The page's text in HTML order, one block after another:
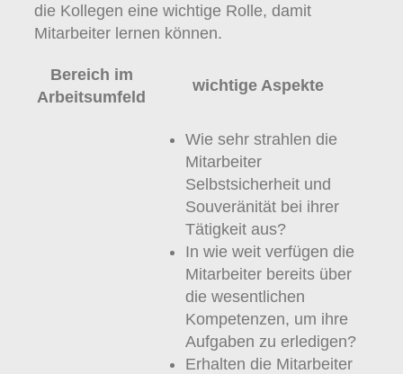
die Kollegen eine wichtige Rolle, damit
Mitarbeiter lernen können.
Bereich im
Arbeitsumfeld
wichtige Aspekte
Wie sehr strahlen die
Mitarbeiter
Selbstsicherheit und
Souveränität bei ihrer
Tätigkeit aus?
In wie weit verfügen die
Mitarbeiter bereits über
die wesentlichen
Kompetenzen, um ihre
Aufgaben zu erledigen?
Erhalten die Mitarbeiter